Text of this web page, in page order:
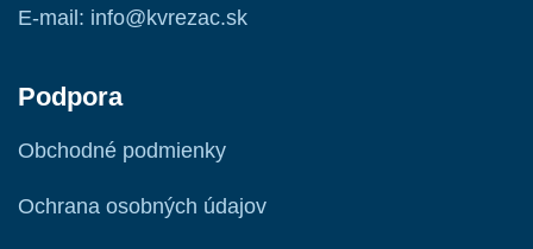
E-mail: info@kvrezac.sk
Podpora
Obchodné podmienky
Ochrana osobných údajov